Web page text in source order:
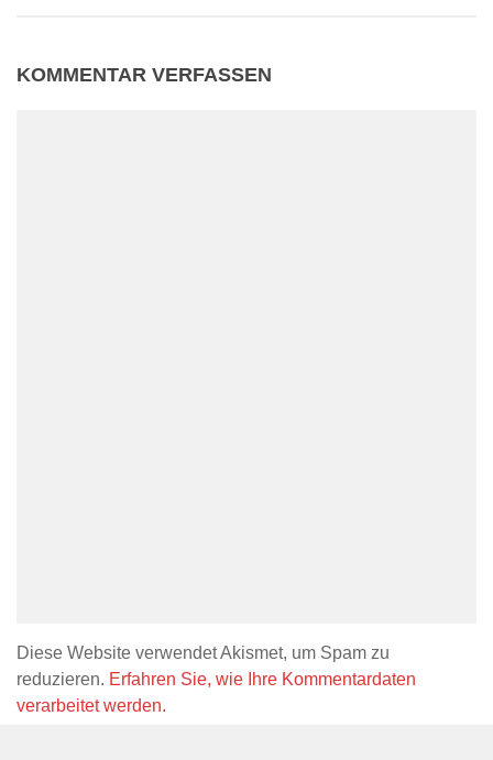
KOMMENTAR VERFASSEN
Diese Website verwendet Akismet, um Spam zu
reduzieren. Erfahren Sie, wie Ihre Kommentardaten
verarbeitet werden.